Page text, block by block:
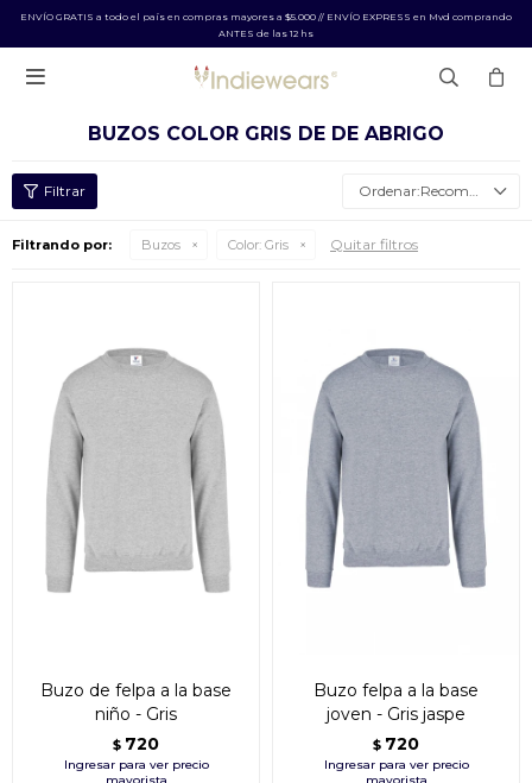
ENVÍO GRATIS a todo el país en compras mayores a $5.000 // ENVÍO EXPRESS en Mvd comprando
ANTES de las 12 hs

BUZOS COLOR GRIS DE DE ABRIGO
Recomendados
Filtrando por: Buzos Color: Gris Quitar filtros
Buzo de felpa a la base
niño - Gris
$ 720
Buzo felpa a la base
joven - Gris jaspe
$ 720